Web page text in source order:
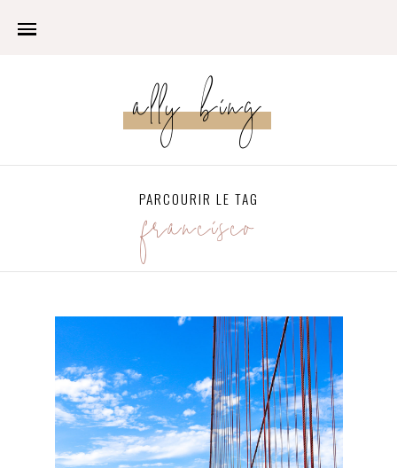
ally bing
PARCOURIR LE TAG
francisco